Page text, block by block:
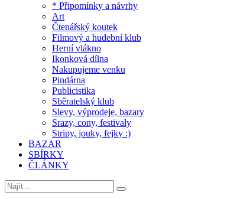
* Připomínky a návrhy
Art
Čtenářský koutek
Filmový a hudební klub
Herní vlákno
Ikonková dílna
Nakupujeme venku
Pindárna
Publicistika
Sběratelský klub
Slevy, výprodeje, bazary
Srazy, cony, festivaly
Stripy, jouky, fejky :)
BAZAR
SBÍRKY
ČLÁNKY